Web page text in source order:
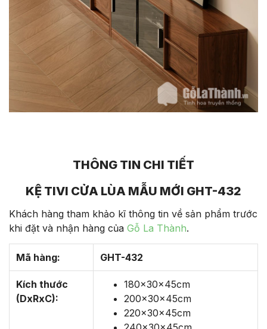
THÔNG TIN CHI TIẾT
KỆ TIVI CỬA LÙA MẪU MỚI GHT-432
Khách hàng tham khảo kĩ thông tin về sản phẩm trước
khi đặt và nhận hàng của Gỗ La Thành.
Mã hàng: GHT-432
Kích thước
(DxRxC):
180x30x45cm
200x30x45cm
220x30x45cm